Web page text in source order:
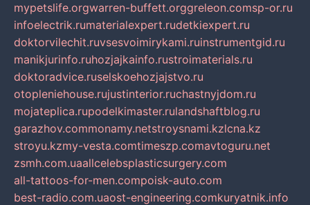
mypetslife.orgwarren-buffett.orggreleon.comsp-or.ru
infoelectrik.rumaterialexpert.rudetkiexpert.ru
doktorvilechit.ruvsesvoimirykami.ruinstrumentgid.ru
manikjurinfo.ruhozjajkainfo.rustroimaterials.ru
doktoradvice.ruselskoehozjajstvo.ru
otopleniehouse.rujustinterior.ruchastnyjdom.ru
mojateplica.rupodelkimaster.rulandshaftblog.ru
garazhov.commonamy.netstroysnami.kzlcna.kz
stroyu.kzmy-vesta.comtimeszp.comavtoguru.net
zsmh.com.uaallcelebsplasticsurgery.com
all-tattoos-for-men.compoisk-auto.com
best-radio.com.uaost-engineering.comkuryatnik.info